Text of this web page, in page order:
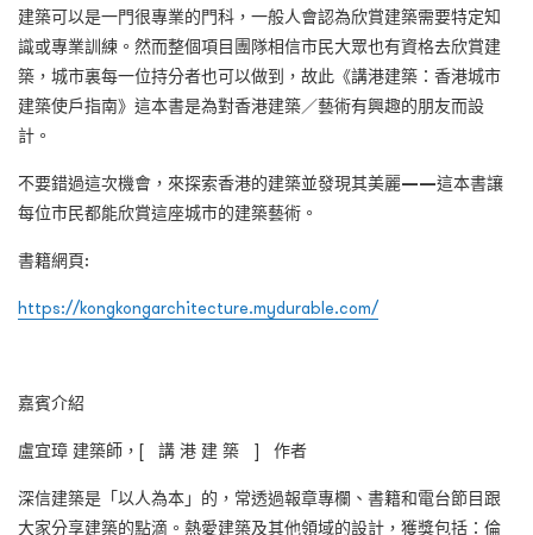
建築可以是一門很專業的門科，一般人會認為欣賞建築需要特定知
識或專業訓練。然而整個項目團隊相信市民大眾也有資格去欣賞建
築，城市裏每一位持分者也可以做到，故此《講港建築：香港城市
建築使戶指南》這本書是為對香港建築／藝術有興趣的朋友而設
計。
不要錯過這次機會，來探索香港的建築並發現其美麗——這本書讓
每位市民都能欣賞這座城市的建築藝術。
書籍網頁:
https://kongkongarchitecture.mydurable.com/
嘉賓介紹
盧宜璋 建築師，[ 講 港 建 築 ] 作者
深信建築是「以人為本」的，常透過報章專欄、書籍和電台節目跟
大家分享建築的點滴。熱愛建築及其他領域的設計，獲獎包括：倫